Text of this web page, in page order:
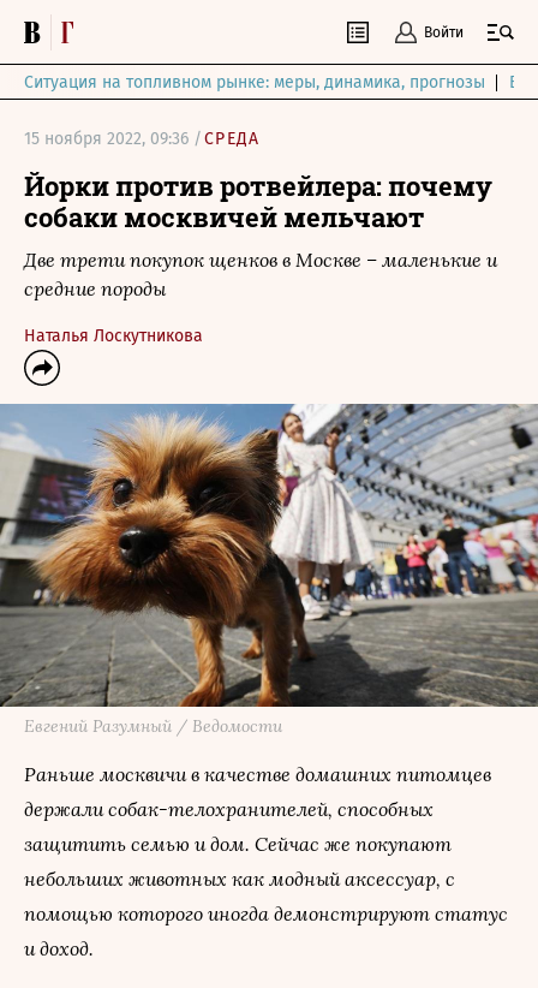
Войти
Ситуация на топливном рынке: меры, динамика, прогнозы
15 ноября 2022, 09:36 /СРЕДА
Йорки против ротвейлера: почему
собаки москвичей мельчают
Две трети покупок щенков в Москве – маленькие и
средние породы
Наталья Лоскутникова
Евгений Разумный / Ведомости
Раньше москвичи в качестве домашних питомцев
держали собак-телохранителей, способных
защитить семью и дом. Сейчас же покупают
небольших животных как модный аксессуар, с
помощью которого иногда демонстрируют статус
и доход.